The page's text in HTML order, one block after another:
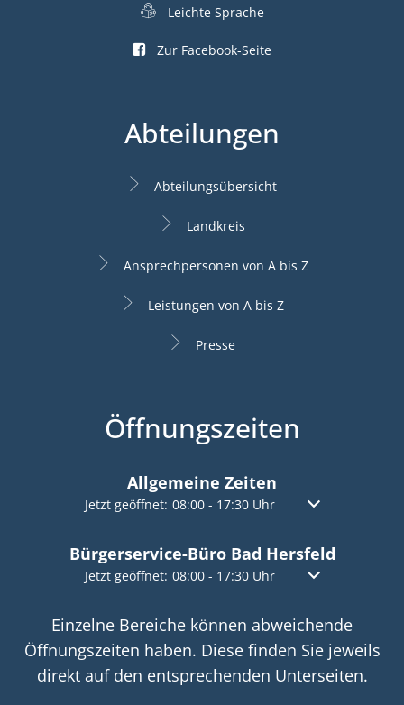
Leichte Sprache
Zur Facebook-Seite
Abteilungen
Abteilungsübersicht
Landkreis
Ansprechpersonen von A bis Z
Leistungen von A bis Z
Presse
Öffnungszeiten
Allgemeine Zeiten
Klicken, um weitere Öffnungs- oder Schließzeiten
Jetzt geöffnet: 08:00- 17:30Uhr Von 08:00 bis
Bürgerservice-Büro Bad Hersfeld
Klicken, um weitere Öffnungs- oder Schließzeiten
Jetzt geöffnet: 08:00- 17:30Uhr Von 08:00 bis
Einzelne Bereiche können abweichende
Öffnungszeiten haben. Diese finden Sie jeweils
direkt auf den entsprechenden Unterseiten.